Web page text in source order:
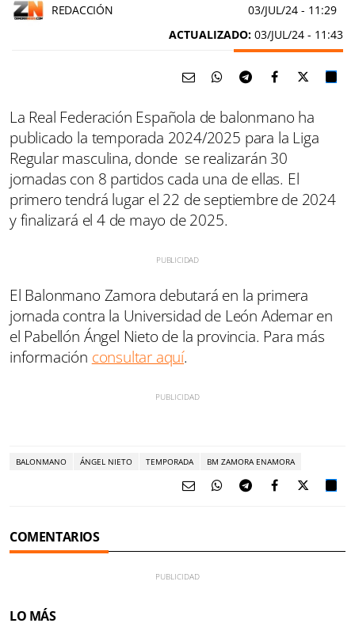
REDACCIÓN 03/JUL/24 - 11:29
ACTUALIZADO: 03/JUL/24 - 11:43
La Real Federación Española de balonmano ha
publicado la temporada 2024/2025 para la Liga
Regular masculina, donde se realizarán 30
jornadas con 8 partidos cada una de ellas. El
primero tendrá lugar el 22 de septiembre de 2024
y finalizará el 4 de mayo de 2025.
El Balonmano Zamora debutará en la primera
jornada contra la Universidad de León Ademar en
el Pabellón Ángel Nieto de la provincia. Para más
información consultar aquí.
BALONMANO ÁNGEL NIETO TEMPORADA BM ZAMORA ENAMORA
COMENTARIOS
LO MÁS